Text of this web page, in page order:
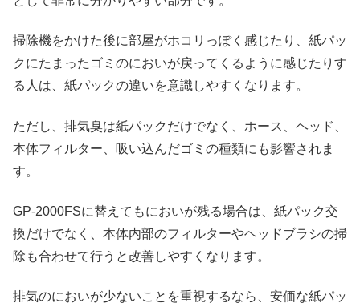
掃除機をかけた後に部屋がホコリっぽく感じたり、紙パッ
クにたまったゴミのにおいが戻ってくるように感じたりす
る人は、紙パックの違いを意識しやすくなります。
ただし、排気臭は紙パックだけでなく、ホース、ヘッド、
本体フィルター、吸い込んだゴミの種類にも影響されま
す。
GP-2000FSに替えてもにおいが残る場合は、紙パック交
換だけでなく、本体内部のフィルターやヘッドブラシの掃
除も合わせて行うと改善しやすくなります。
排気のにおいが少ないことを重視するなら、安価な紙パッ